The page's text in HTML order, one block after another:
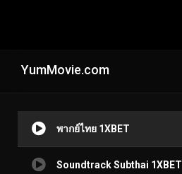
YumMovie.com
พากย์ไทย 1XBET
Soundtrack Subthai 1XBET